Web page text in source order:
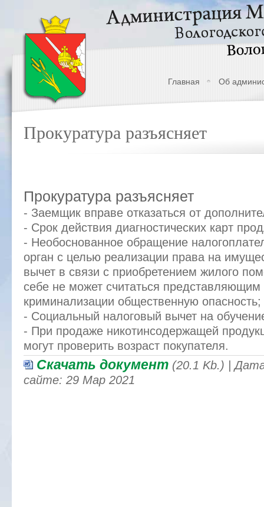
Главная Об
Прокуратура разъясняет
Прокуратура разъясняет
- Заемщик вправе отказаться от
- Срок действия диагностических карт
- Необоснованное обращение
орган с целью реализации права на
вычет в связи с приобретением жилого
себе не может считаться
криминализации общественную опасность;
- Социальный налоговый вычет на
- При продаже никотинсодержащей
могут проверить возраст покупателя.
Скачать документ (20.1 Kb.) |
сайте: 29 Мар 2021